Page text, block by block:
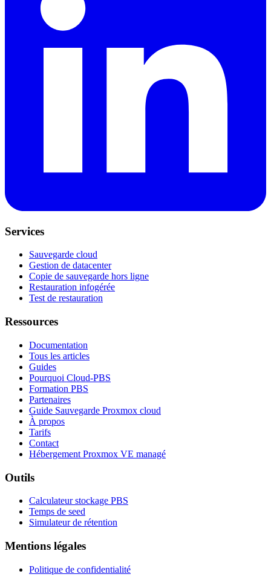
Services
Sauvegarde cloud
Gestion de datacenter
Copie de sauvegarde hors ligne
Restauration infogérée
Test de restauration
Ressources
Documentation
Tous les articles
Guides
Pourquoi Cloud-PBS
Formation PBS
Partenaires
Guide Sauvegarde Proxmox cloud
À propos
Tarifs
Contact
Hébergement Proxmox VE managé
Outils
Calculateur stockage PBS
Temps de seed
Simulateur de rétention
Mentions légales
Politique de confidentialité